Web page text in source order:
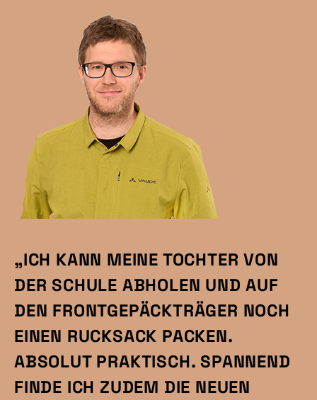
„ICH KANN MEINE TOCHTER VON
DER SCHULE ABHOLEN UND AUF
DEN FRONTGEPÄCKTRÄGER NOCH
EINEN RUCKSACK PACKEN.
ABSOLUT PRAKTISCH. SPANNEND
FINDE ICH ZUDEM DIE NEUEN